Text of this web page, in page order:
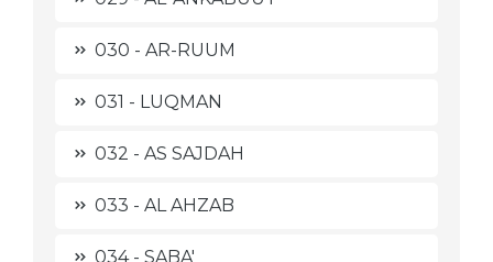
030 - AR-RUUM
031 - LUQMAN
032 - AS SAJDAH
033 - AL AHZAB
034 - SABA'